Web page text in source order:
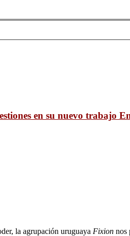
en su nuevo trabajo
la agrupación uruguaya Fixion nos